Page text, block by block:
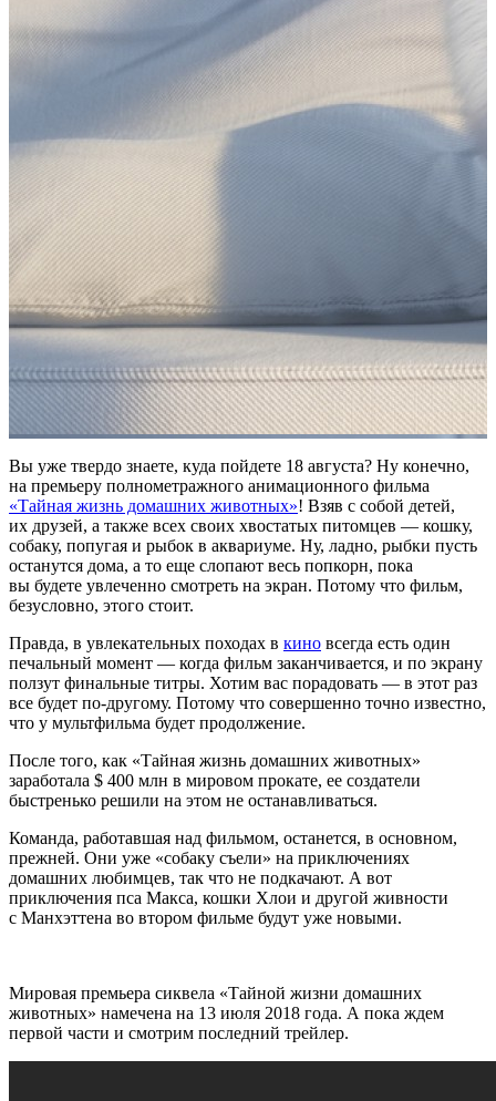
Вы уже твердо знаете, куда пойдете 18 августа? Ну конечно,
на премьеру полнометражного анимационного фильма
«Тайная жизнь домашних животных»! Взяв с собой детей,
их друзей, а также всех своих хвостатых питомцев — кошку,
собаку, попугая и рыбок в аквариуме. Ну, ладно, рыбки пусть
останутся дома, а то еще слопают весь попкорн, пока
вы будете увлеченно смотреть на экран. Потому что фильм,
безусловно, этого стоит.
Правда, в увлекательных походах в кино всегда есть один
печальный момент — когда фильм заканчивается, и по экрану
ползут финальные титры. Хотим вас порадовать — в этот раз
все будет по-другому. Потому что совершенно точно известно,
что у мультфильма будет продолжение.
После того, как «Тайная жизнь домашних животных»
заработала $ 400 млн в мировом прокате, ее создатели
быстренько решили на этом не останавливаться.
Команда, работавшая над фильмом, останется, в основном,
прежней. Они уже «собаку съели» на приключениях
домашних любимцев, так что не подкачают. А вот
приключения пса Макса, кошки Хлои и другой живности
с Манхэттена во втором фильме будут уже новыми.
Мировая премьера сиквела «Тайной жизни домашних
животных» намечена на 13 июля 2018 года. А пока ждем
первой части и смотрим последний трейлер.